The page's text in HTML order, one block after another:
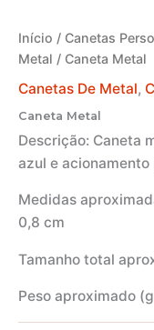
Início / Canetas
Metal / Caneta Metal
Canetas De Metal,
Caneta Metal
Descrição: Caneta
azul e acionamento
Medidas
0,8 cm
Tamanho total
Peso aproximado